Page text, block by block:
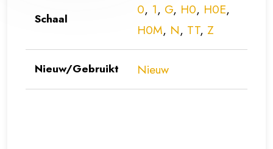
Schaal
0, 1, G, H0, H0E,
H0M, N, TT, Z
Nieuw/Gebruikt Nieuw